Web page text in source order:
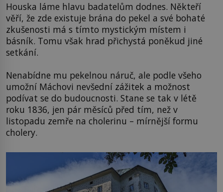
Houska láme hlavu badatelům dodnes. Někteří
věří, že zde existuje brána do pekel a své bohaté
zkušenosti má s tímto mystickým místem i
básník. Tomu však hrad přichystá poněkud jiné
setkání.
Nenabídne mu pekelnou náruč, ale podle všeho
umožní Máchovi nevšední zážitek a možnost
podívat se do budoucnosti. Stane se tak v létě
roku 1836, jen pár měsíců před tím, než v
listopadu zemře na cholerinu – mírnější formu
cholery.